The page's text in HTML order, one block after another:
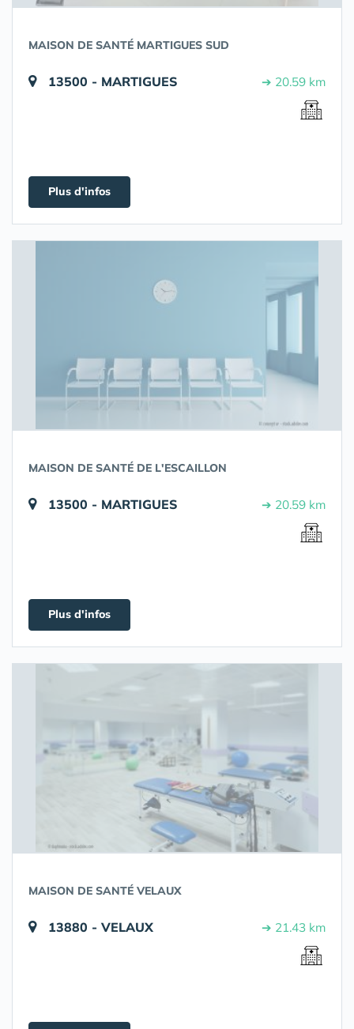
MAISON DE SANTÉ MARTIGUES SUD
13500 - MARTIGUES ➔ 20.59 km
Plus d'infos
MAISON DE SANTÉ DE L'ESCAILLON
13500 - MARTIGUES ➔ 20.59 km
Plus d'infos
MAISON DE SANTÉ VELAUX
13880 - VELAUX ➔ 21.43 km